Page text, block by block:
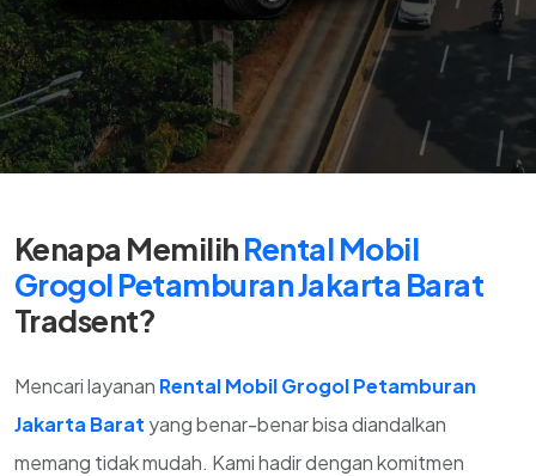
Kenapa MemilihRental Mobil
Grogol Petamburan Jakarta Barat
Tradsent?
Mencari layanan Rental Mobil Grogol Petamburan
Jakarta Barat yang benar-benar bisa diandalkan
memang tidak mudah. Kami hadir dengan komitmen